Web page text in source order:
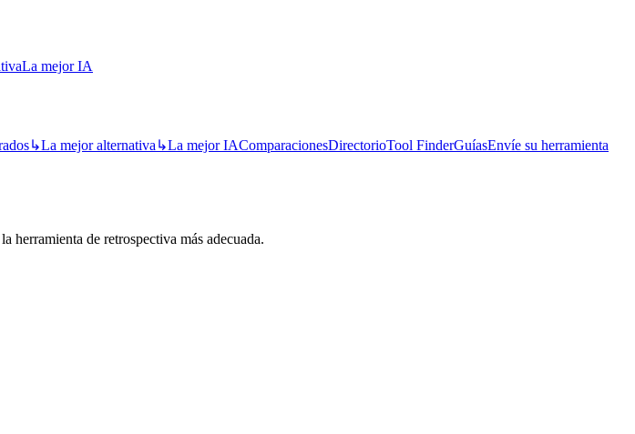
La mejor IA
↳La mejor alternativa ↳La mejor IAComparacionesDirectorioTool FinderGuíasEnvíe su herramienta
herramienta de retrospectiva más adecuada.